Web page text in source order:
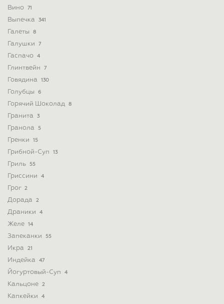
Вино 71
Выпечка 341
Галеты 8
Галушки 7
Гаспачо 4
Глинтвейн 7
Говядина 130
Голубцы 6
Горячий Шоколад 8
Гранита 3
Гранола 5
Гренки 15
Грибной-Суп 13
Гриль 55
Гриссини 4
Грог 2
Дорада 2
Драники 4
Желе 14
Запеканки 55
Икра 21
Индейка 47
Йогуртовый-Суп 4
Кальцоне 2
Капкейки 4